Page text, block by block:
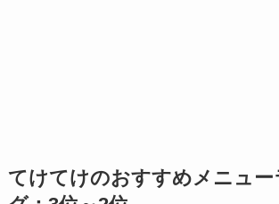
てけてけのおすすめメニュー